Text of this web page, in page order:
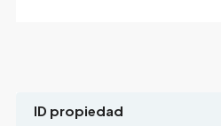
ID propiedad